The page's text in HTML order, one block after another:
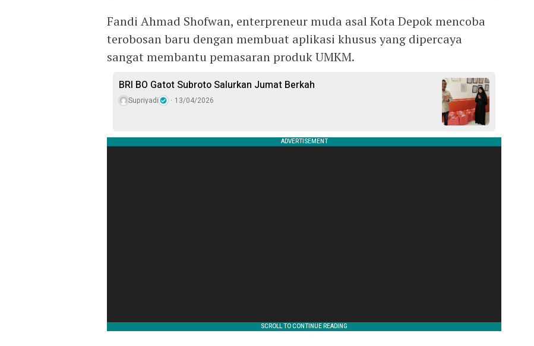
Fandi Ahmad Shofwan, enterpreneur muda asal Kota Depok mencoba
terobosan baru dengan membuat aplikasi khusus yang dipercaya
sangat membantu pemasaran produk UMKM.
BRI BO Gatot Subroto Salurkan Jumat Berkah
Supriyadi 13/04/2026